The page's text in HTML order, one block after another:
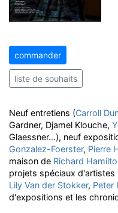
commander
liste de souhaits
Neuf entretiens (Carroll
Gardner, Djamel Klouche,
Glaessner...), neuf
Gonzalez-Foerster, Pierre
maison de Richard
projets spéciaux d'artistes
Lily Van der Stokker, Peter
d'expositions et les